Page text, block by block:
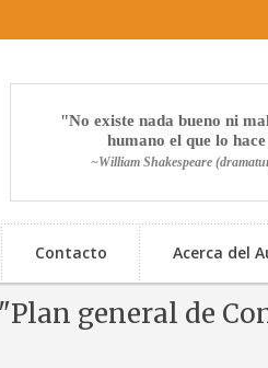
No existe nada bueno ni
humano el que lo
~William Shakespeare
Contacto Acerca del
general de